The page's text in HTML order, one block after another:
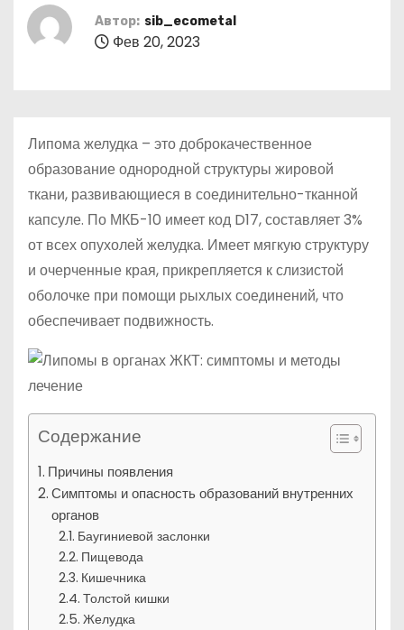
Автор: sib_ecometal
Фев 20, 2023
Липома желудка – это доброкачественное
образование однородной структуры жировой
ткани, развивающиеся в соединительно-тканной
капсуле. По МКБ-10 имеет код D17, составляет 3%
от всех опухолей желудка. Имеет мягкую структуру
и очерченные края, прикрепляется к слизистой
оболочке при помощи рыхлых соединений, что
обеспечивает подвижность.
Содержание
Причины появления
Симптомы и опасность образований внутренних
органов
Баугиниевой заслонки
Пищевода
Кишечника
Толстой кишки
Желудка